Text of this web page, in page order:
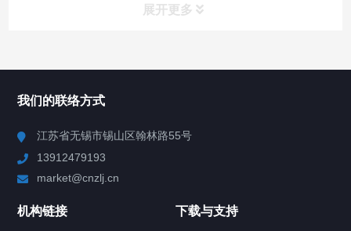
展开更多
Chiller高精度制冷循环器
我们的联络方式
江苏省无锡市锡山区翰林路55号
13912479193
market@cnzlj.cn
机构链接 下载与支持